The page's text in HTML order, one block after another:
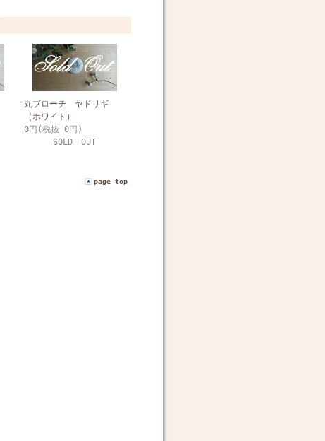
丸ブローチ ヤドリギ
（ホワイト）
0円(税抜 0円)
SOLD OUT
page top